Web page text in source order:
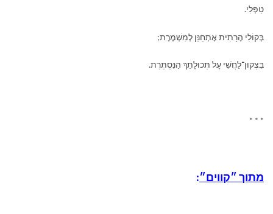
טַפְּלִי.
בְּקוֹלִי הֶרָתִית אֶתְחַנֵּן לְמִשְׁמֶרֶת;
בִּצְקוּן־לַחֲשִׁי עָל תְּכוּלָתֵךְ הַנִּסְתֶּרֶת.
* * *
מתוך ״קווים״: